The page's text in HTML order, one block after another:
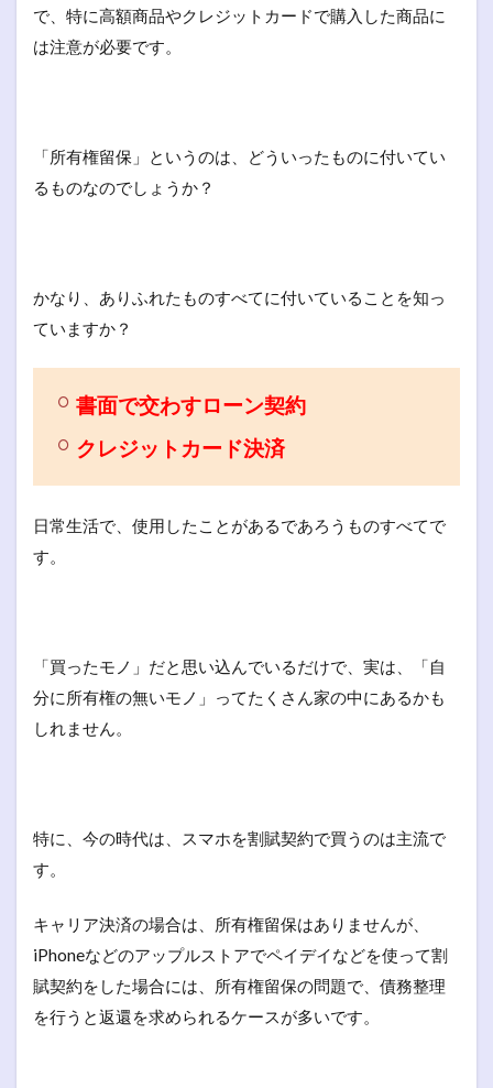
で、特に高額商品やクレジットカードで購入した商品に
は注意が必要です。
「所有権留保」というのは、どういったものに付いてい
るものなのでしょうか？
かなり、ありふれたものすべてに付いていることを知っ
ていますか？
書面で交わすローン契約
クレジットカード決済
日常生活で、使用したことがあるであろうものすべてで
す。
「買ったモノ」だと思い込んでいるだけで、実は、「自
分に所有権の無いモノ」ってたくさん家の中にあるかも
しれません。
特に、今の時代は、スマホを割賦契約で買うのは主流で
す。
キャリア決済の場合は、所有権留保はありませんが、
iPhoneなどのアップルストアでペイデイなどを使って割
賦契約をした場合には、所有権留保の問題で、債務整理
を行うと返還を求められるケースが多いです。